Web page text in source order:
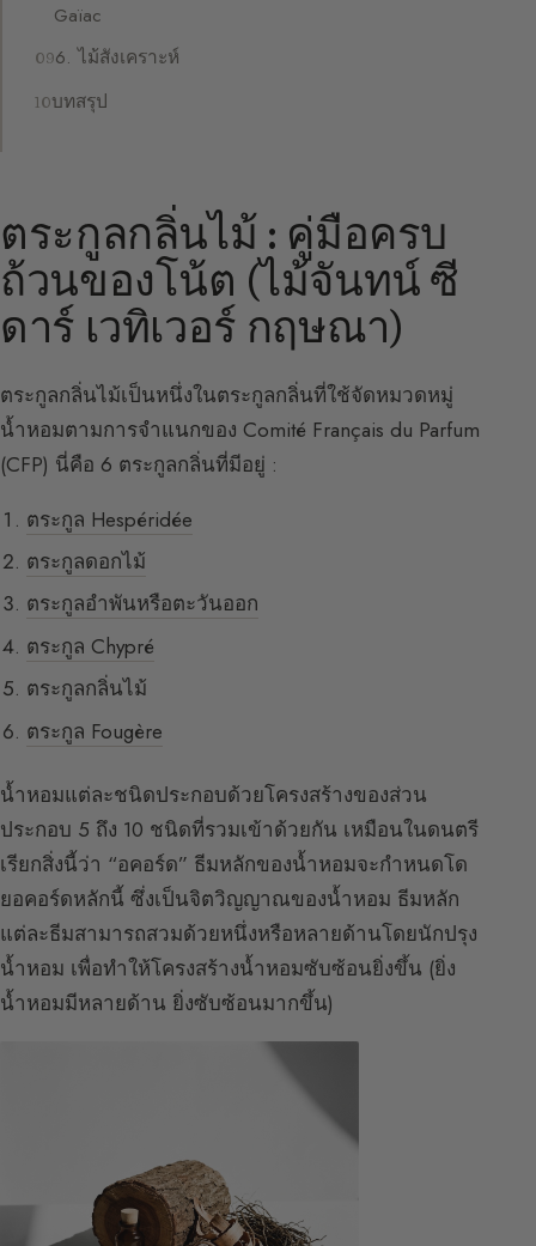
Gaïac
6. ไม้สังเคราะห์
บทสรุป
ตระกูลกลิ่นไม้ : คู่มือครบ
ถ้วนของโน้ต (ไม้จันทน์ ซี
ดาร์ เวทิเวอร์ กฤษณา)
ตระกูลกลิ่นไม้เป็นหนึ่งในตระกูลกลิ่นที่ใช้จัดหมวดหมู่
น้ำหอมตามการจำแนกของ Comité Français du Parfum
(CFP) นี่คือ 6 ตระกูลกลิ่นที่มีอยู่ :
ตระกูล Hespéridée
ตระกูลดอกไม้
ตระกูลอำพันหรือตะวันออก
ตระกูล Chypré
ตระกูลกลิ่นไม้
ตระกูล Fougère
น้ำหอมแต่ละชนิดประกอบด้วยโครงสร้างของส่วน
ประกอบ 5 ถึง 10 ชนิดที่รวมเข้าด้วยกัน เหมือนในดนตรี
เรียกสิ่งนี้ว่า “อคอร์ด” ธีมหลักของน้ำหอมจะกำหนดโด
ยอคอร์ดหลักนี้ ซึ่งเป็นจิตวิญญาณของน้ำหอม ธีมหลัก
แต่ละธีมสามารถสวมด้วยหนึ่งหรือหลายด้านโดยนักปรุง
น้ำหอม เพื่อทำให้โครงสร้างน้ำหอมซับซ้อนยิ่งขึ้น (ยิ่ง
น้ำหอมมีหลายด้าน ยิ่งซับซ้อนมากขึ้น)